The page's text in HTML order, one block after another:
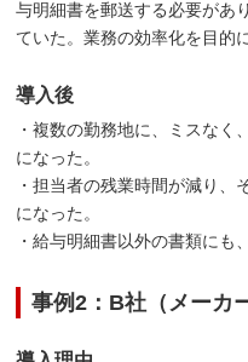
与明細書を郵送する必要があ
ていた。業務の効率化を目的
導入後
・複数の勤務地に、ミスなく
になった。
・担当者の残業時間が減り、
になった。
・給与明細書以外の書類にも
事例2：B社（メーカ